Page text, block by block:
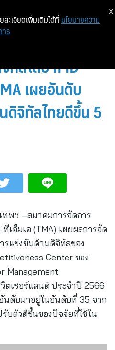
วามสามารถใน
ทัลโดย IMD
เผยอันดับ
ดิจิทัลไทยดีขึ้น 5
พฯ –สมาคมการจัดการ
เอ็มเอ (TMA) เผยผลการจัด
รแข่งขันด้านดิจิทัลของ
Center ของ
Management
ตเซอร์แลนด์ ประจำปี 2566
ดับมาอยู่ในอันดับที่ 35 จาก
บตัวดีขึ้นของปัจจัยที่ใช้ใน
ะเอียดเพิ่มเติมได้ที่ นโยบายความ
าร
X